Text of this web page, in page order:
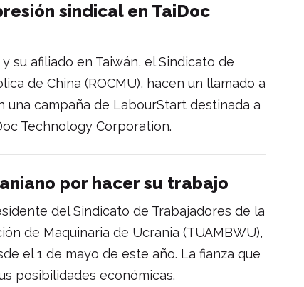
sindical en TaiDoc
su afiliado en Taiwán, el Sindicato de
de China (ROCMU), hacen un llamado a
una campaña de LabourStart destinada a
Technology Corporation.
por hacer su trabajo
del Sindicato de Trabajadores de la
de Maquinaria de Ucrania (TUAMBWU),
el 1 de mayo de este año. La fianza que
posibilidades económicas.